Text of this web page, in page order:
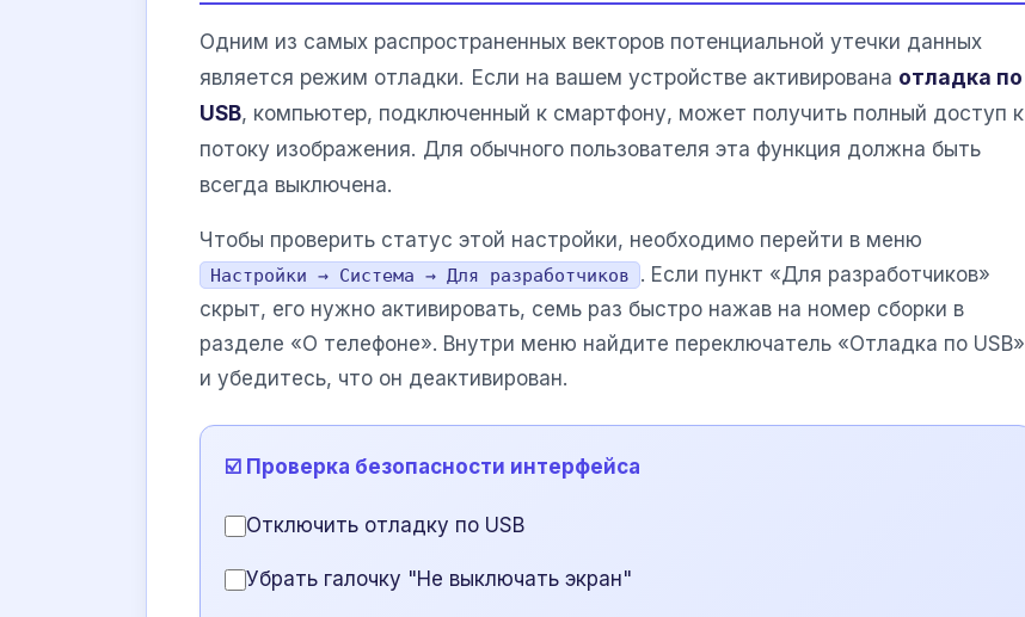
Одним из самых распространенных векторов потенциальной утечки данных
является режим отладки. Если на вашем устройстве активирована отладка по
USB, компьютер, подключенный к смартфону, может получить полный доступ к
потоку изображения. Для обычного пользователя эта функция должна быть
всегда выключена.
Чтобы проверить статус этой настройки, необходимо перейти в меню
Настройки → Система → Для разработчиков
. Если пункт «Для разработчиков»
скрыт, его нужно активировать, семь раз быстро нажав на номер сборки в
разделе «О телефоне». Внутри меню найдите переключатель «Отладка по USB»
и убедитесь, что он деактивирован.
☑️ Проверка безопасности интерфейса
Отключить отладку по USB
Убрать галочку "Не выключать экран"